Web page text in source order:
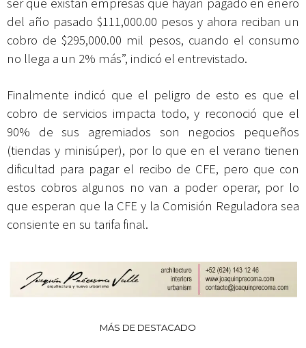
ser que existan empresas que hayan pagado en enero
del año pasado $111,000.00 pesos y ahora reciban un
cobro de $295,000.00 mil pesos, cuando el consumo
no llega a un 2% más”, indicó el entrevistado.
Finalmente indicó que el peligro de esto es que el
cobro de servicios impacta todo, y reconoció que el
90% de sus agremiados son negocios pequeños
(tiendas y minisúper), por lo que en el verano tienen
dificultad para pagar el recibo de CFE, pero que con
estos cobros algunos no van a poder operar, por lo
que esperan que la CFE y la Comisión Reguladora sea
consiente en su tarifa final.
MÁS DE DESTACADO